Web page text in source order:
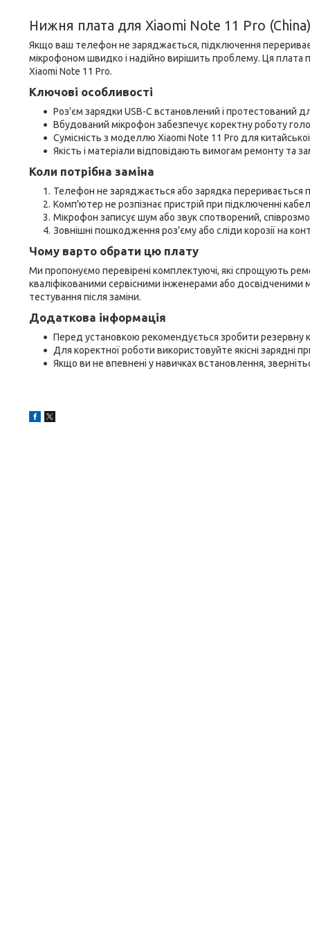
Нижня плата для Xiaomi Note 11 Pro
Якщо ваш телефон не заряджається, підключення
мікрофоном швидко і надійно вирішить проблему. Ця плата
Xiaomi Note 11 Pro.
Ключові особливості
Роз'єм зарядки USB-C встановлений і протестований
Вбудований мікрофон забезпечує коректну роботу
Сумісність з моделлю Xiaomi Note 11 Pro для
Якість і матеріали відповідають вимогам ремонту та
Коли потрібна заміна
Телефон не заряджається або зарядка переривається
Комп'ютер не розпізнає пристрій при підключенні
Мікрофон записує шум або звук спотворений,
Зовнішні пошкодження роз'єму або сліди корозії на
Чому варто обрати цю плату
Ми пропонуємо перевірені комплектуючі, які спрощують
кваліфікованими сервісними інженерами або
тестування після заміни.
Додаткова інформація
Перед установкою рекомендується зробити резервну
Для коректної роботи використовуйте якісні зарядні
Якщо ви не впевнені у навичках встановлення,